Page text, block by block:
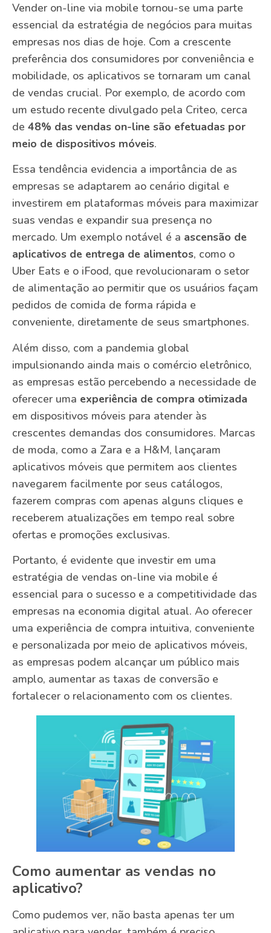
Vender on-line via mobile tornou-se uma parte
essencial da estratégia de negócios para muitas
empresas nos dias de hoje. Com a crescente
preferência dos consumidores por conveniência e
mobilidade, os aplicativos se tornaram um canal
de vendas crucial. Por exemplo, de acordo com
um estudo recente divulgado pela Criteo, cerca
de 48% das vendas on-line são efetuadas por
meio de dispositivos móveis.
Essa tendência evidencia a importância de as
empresas se adaptarem ao cenário digital e
investirem em plataformas móveis para maximizar
suas vendas e expandir sua presença no
mercado. Um exemplo notável é a ascensão de
aplicativos de entrega de alimentos, como o
Uber Eats e o iFood, que revolucionaram o setor
de alimentação ao permitir que os usuários façam
pedidos de comida de forma rápida e
conveniente, diretamente de seus smartphones.
Além disso, com a pandemia global
impulsionando ainda mais o comércio eletrônico,
as empresas estão percebendo a necessidade de
oferecer uma experiência de compra otimizada
em dispositivos móveis para atender às
crescentes demandas dos consumidores. Marcas
de moda, como a Zara e a H&M, lançaram
aplicativos móveis que permitem aos clientes
navegarem facilmente por seus catálogos,
fazerem compras com apenas alguns cliques e
receberem atualizações em tempo real sobre
ofertas e promoções exclusivas.
Portanto, é evidente que investir em uma
estratégia de vendas on-line via mobile é
essencial para o sucesso e a competitividade das
empresas na economia digital atual. Ao oferecer
uma experiência de compra intuitiva, conveniente
e personalizada por meio de aplicativos móveis,
as empresas podem alcançar um público mais
amplo, aumentar as taxas de conversão e
fortalecer o relacionamento com os clientes.
Como aumentar as vendas no
aplicativo?
Como pudemos ver, não basta apenas ter um